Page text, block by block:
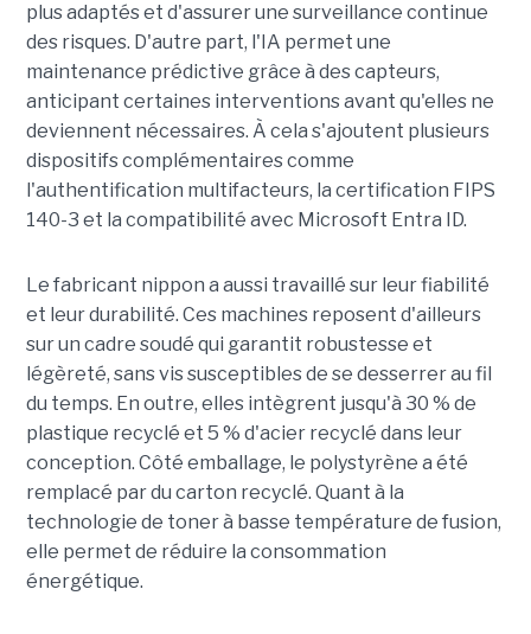
plus adaptés et d'assurer une surveillance continue
des risques. D'autre part, l'IA permet une
maintenance prédictive grâce à des capteurs,
anticipant certaines interventions avant qu'elles ne
deviennent nécessaires. À cela s'ajoutent plusieurs
dispositifs complémentaires comme
l'authentification multifacteurs, la certification FIPS
140-3 et la compatibilité avec Microsoft Entra ID.
Le fabricant nippon a aussi travaillé sur leur fiabilité
et leur durabilité. Ces machines reposent d'ailleurs
sur un cadre soudé qui garantit robustesse et
légèreté, sans vis susceptibles de se desserrer au fil
du temps. En outre, elles intègrent jusqu'à 30 % de
plastique recyclé et 5 % d'acier recyclé dans leur
conception. Côté emballage, le polystyrène a été
remplacé par du carton recyclé. Quant à la
technologie de toner à basse température de fusion,
elle permet de réduire la consommation
énergétique.